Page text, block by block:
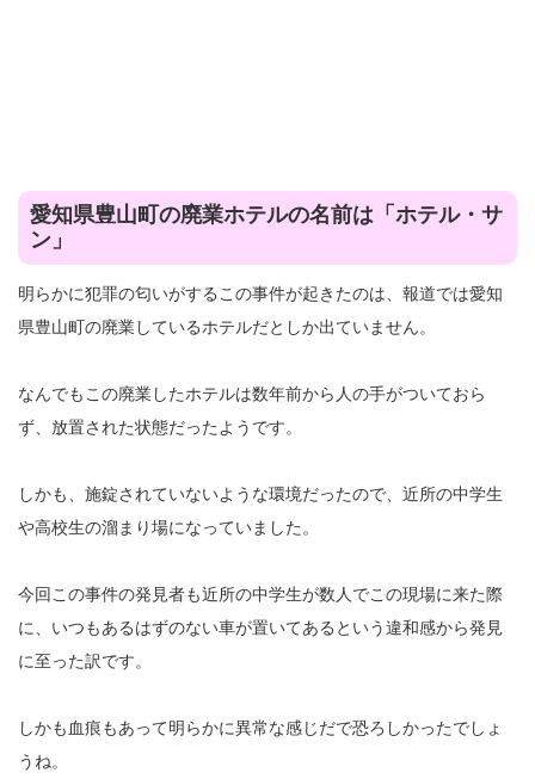
愛知県豊山町の廃業ホテルの名前は「ホテル・サ
ン」
明らかに犯罪の匂いがするこの事件が起きたのは、報道では愛知
県豊山町の廃業しているホテルだとしか出ていません。
なんでもこの廃業したホテルは数年前から人の手がついておら
ず、放置された状態だったようです。
しかも、施錠されていないような環境だったので、近所の中学生
や高校生の溜まり場になっていました。
今回この事件の発見者も近所の中学生が数人でこの現場に来た際
に、いつもあるはずのない車が置いてあるという違和感から発見
に至った訳です。
しかも血痕もあって明らかに異常な感じだで恐ろしかったでしょ
うね。